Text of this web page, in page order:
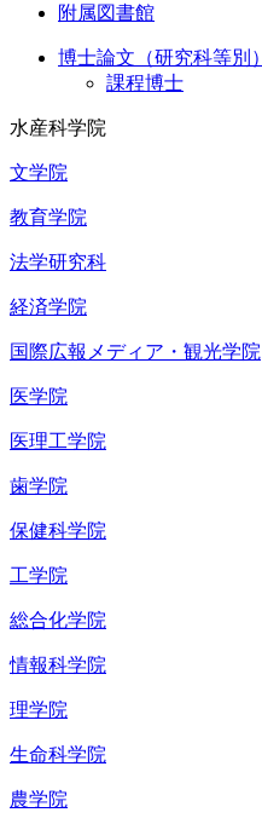
附属図書館
博士論文（研究科等別）
課程博士
水産科学院
文学院
教育学院
法学研究科
経済学院
国際広報メディア・観光学院
医学院
医理工学院
歯学院
保健科学院
工学院
総合化学院
情報科学院
理学院
生命科学院
農学院